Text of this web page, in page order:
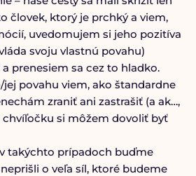
človek, ktorý je prchký a viem,
uvedomujem si jeho pozitíva
svoju vlastnú povahu)
prenesiem sa cez to hladko.
jej povahu viem, ako štandardne
zraniť ani zastrašiť (a ak…,
si môžem dovoliť byť
takýchto prípadoch buďme
o veľa síl, ktoré budeme